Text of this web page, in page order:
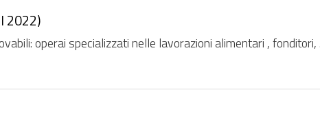
2022)
operai specializzati nelle lavorazioni alimentari , fonditori, ...